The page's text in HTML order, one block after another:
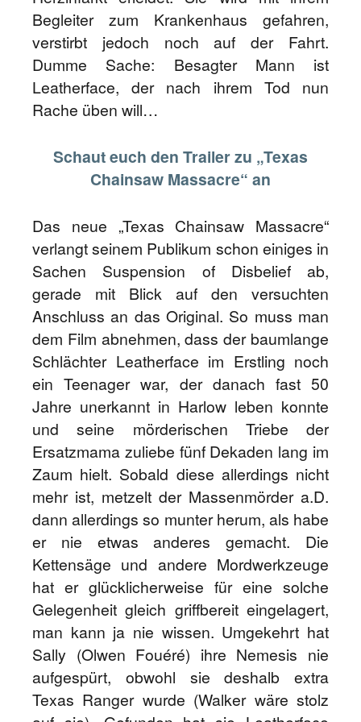
Begleiter zum Krankenhaus gefahren,
verstirbt jedoch noch auf der Fahrt.
Dumme Sache: Besagter Mann ist
Leatherface, der nach ihrem Tod nun
Rache üben will…
Schaut euch den Trailer zu „Texas
Chainsaw Massacre“ an
Das neue „Texas Chainsaw Massacre“
verlangt seinem Publikum schon einiges in
Sachen Suspension of Disbelief ab,
gerade mit Blick auf den versuchten
Anschluss an das Original. So muss man
dem Film abnehmen, dass der baumlange
Schlächter Leatherface im Erstling noch
ein Teenager war, der danach fast 50
Jahre unerkannt in Harlow leben konnte
und seine mörderischen Triebe der
Ersatzmama zuliebe fünf Dekaden lang im
Zaum hielt. Sobald diese allerdings nicht
mehr ist, metzelt der Massenmörder a.D.
dann allerdings so munter herum, als habe
er nie etwas anderes gemacht. Die
Kettensäge und andere Mordwerkzeuge
hat er glücklicherweise für eine solche
Gelegenheit gleich griffbereit eingelagert,
man kann ja nie wissen. Umgekehrt hat
Sally (Olwen Fouéré) ihre Nemesis nie
aufgespürt, obwohl sie deshalb extra
Texas Ranger wurde (Walker wäre stolz